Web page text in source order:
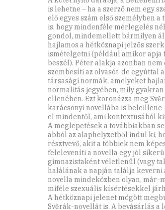
is lehetne – ha a szerző nem egy
elő egyes szám első személyben
is, hogy mindenféle mérlegelés
gondol, mindemellett bármilyen
hajlamos a hétköznapi jelzős
ismételgetni (például amikor
beszél). Péter alakja azonban
szembesíti az olvasót, de
társasági normák, amelyeket
normalitás jegyében, mily
ellenében. Ezt koronázza meg
karácsonyi novellába is beleillene
el mindentől, ami kontextusából
A meglepetések a továbbiakban
abból az alaphelyzetből indul ki,
résztvevő, akit a többiek nem
feleleveníti a novella egy jól
gimnazistaként véletlenül (vagy
halálának a napján találja keverni
novella mindeközben olyan, már-
miféle szexuális kísértésekkel
A hétköznapi jelenet mögött
Svěrák-novellát is. A bevásárlás